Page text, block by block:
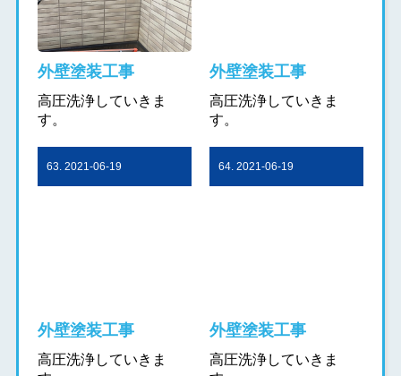
外壁塗装工事
高圧洗浄していきま
す。
外壁塗装工事
高圧洗浄していきま
す。
63. 2021-06-19
外壁塗装工事
高圧洗浄していきま
64. 2021-06-19
外壁塗装工事
高圧洗浄していきま